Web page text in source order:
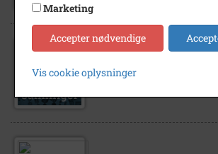
Ulrik Birch, flyver på
Marketing
Accepter nødvendige
Vis cookie oplysninger